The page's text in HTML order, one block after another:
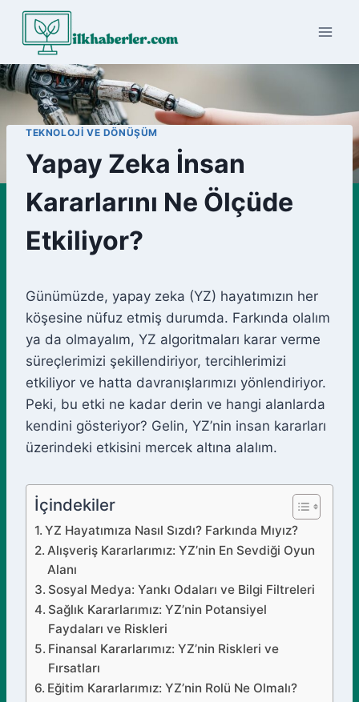
Skip
content
TEKNOLOJI VE DÖNÜŞÜM
Yapay Zeka İnsan
Kararlarını Ne Ölçüde
Etkiliyor?
Günümüzde, yapay zeka (YZ) hayatımızın her
köşesine nüfuz etmiş durumda. Farkında olalım
ya da olmayalım, YZ algoritmaları karar verme
süreçlerimizi şekillendiriyor, tercihlerimizi
etkiliyor ve hatta davranışlarımızı yönlendiriyor.
Peki, bu etki ne kadar derin ve hangi alanlarda
kendini gösteriyor? Gelin, YZ’nin insan kararları
üzerindeki etkisini mercek altına alalım.
İçindekiler
YZ Hayatımıza Nasıl Sızdı? Farkında Mıyız?
Alışveriş Kararlarımız: YZ’nin En Sevdiği Oyun
Alanı
Sosyal Medya: Yankı Odaları ve Bilgi Filtreleri
Sağlık Kararlarımız: YZ’nin Potansiyel
Faydaları ve Riskleri
Finansal Kararlarımız: YZ’nin Riskleri ve
Fırsatları
Eğitim Kararlarımız: YZ’nin Rolü Ne Olmalı?